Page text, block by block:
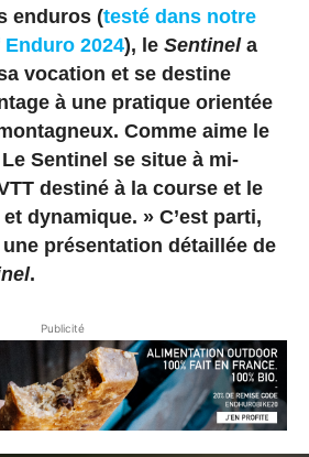
enduros (testé dans notre
2024), le Sentinela
vocation et se destine
à une pratique orientée
Comme aime le
Sentinel se situe à mi-
destiné à la course et le
dynamique. » C’est parti,
présentation détaillée de
.
Publicité